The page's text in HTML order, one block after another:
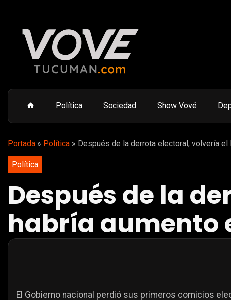
Política Sociedad Show Vové
Portada » Política » Después de la derrota electoral, volvería el
Política
Después de la
habría aumento
El Gobierno nacional perdió sus primeros comicios